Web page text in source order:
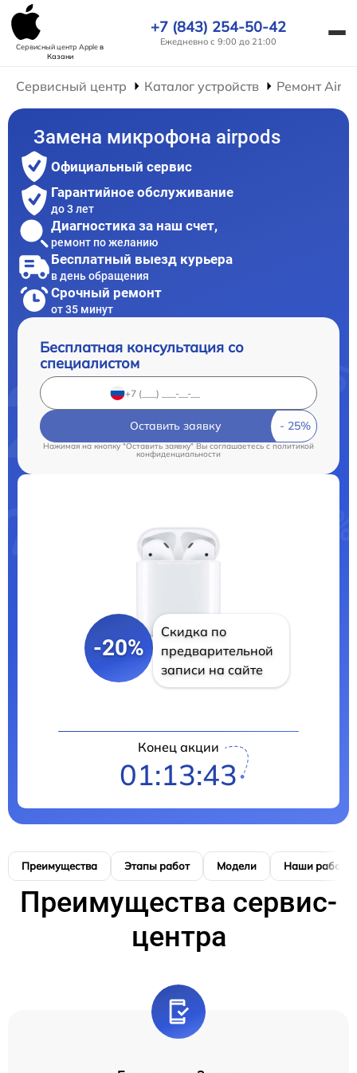
Сервисный центр Appleв
Казани
+7 (843) 254-50-42
Ежедневно с 9:00 до 21:00
Сервисный центр Каталог устройств Ремонт
Замена микрофона airpods
Официальный сервис
Гарантийное обслуживание
до 3 лет
Диагностика за наш счет,
ремонт по желанию
Бесплатный выезд курьера
в день обращения
Срочный ремонт
от 35 минут
Бесплатная консультация со
специалистом
Оставить заявку
Нажимая на кнопку "Оставить заявку" Вы соглашаетесь cполитикой
конфиденциальности
-20%
Скидка по
предварительной
записи на сайте
Конец акции
01:13:42
Преимущества Этапы работ Модели Наши работы
Преимущества сервис-
центра